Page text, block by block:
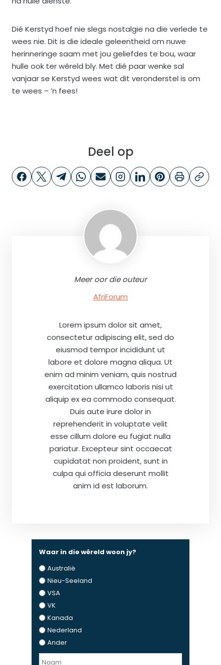
Dié Kerstyd hoef nie slegs nostalgie na die verlede te
wees nie. Dit is die ideale geleentheid om nuwe
herinneringe saam met jou geliefdes te bou, waar
hulle ook ter wêreld bly. Met dié paar wenke sal
vanjaar se Kerstyd wees wat dit veronderstel is om
te wees – ’n fees!
Deel op
Meer oor die outeur
AfriForum
Lorem ipsum dolor sit amet,
consectetur adipiscing elit, sed do
eiusmod tempor incididunt ut
labore et dolore magna aliqua. Ut
enim ad minim veniam, quis nostrud
exercitation ullamco laboris nisi ut
aliquip ex ea commodo consequat.
Duis aute irure dolor in
reprehenderit in voluptate velit
esse cillum dolore eu fugiat nulla
pariatur. Excepteur sint occaecat
cupidatat non proident, sunt in
culpa qui officia deserunt mollit
anim id est laborum.
Waar in die wêreld woon jy?
Australië
Nieu-Seeland
VSA
VK
Kanada
Nederland
Ander
N